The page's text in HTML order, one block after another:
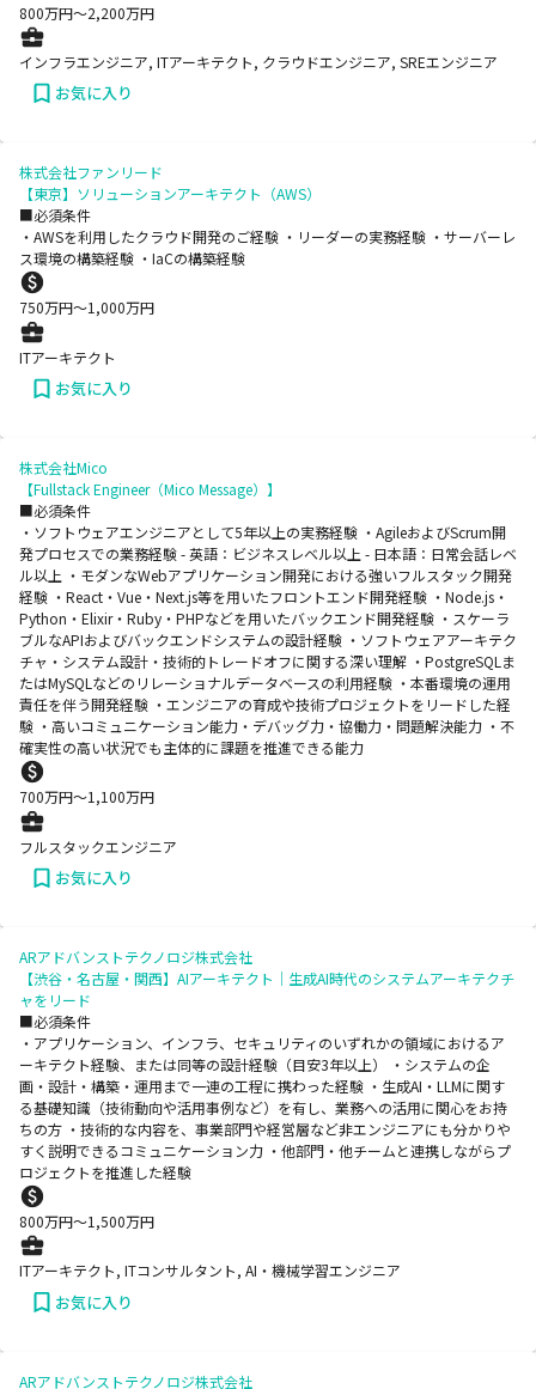
800万円〜2,200万円
インフラエンジニア, ITアーキテクト, クラウドエンジニア, SREエンジニア
お気に入り
株式会社ファンリード
【東京】ソリューションアーキテクト（AWS）
■必須条件
・AWSを利用したクラウド開発のご経験 ・リーダーの実務経験 ・サーバーレ
ス環境の構築経験 ・IaCの構築経験
750万円〜1,000万円
ITアーキテクト
お気に入り
株式会社Mico
【Fullstack Engineer（Mico Message）】
■必須条件
・ソフトウェアエンジニアとして5年以上の実務経験 ・AgileおよびScrum開
発プロセスでの業務経験 - 英語：ビジネスレベル以上 - 日本語：日常会話レベ
ル以上 ・モダンなWebアプリケーション開発における強いフルスタック開発
経験 ・React・Vue・Next.js等を用いたフロントエンド開発経験 ・Node.js・
Python・Elixir・Ruby・PHPなどを用いたバックエンド開発経験 ・スケーラ
ブルなAPIおよびバックエンドシステムの設計経験 ・ソフトウェアアーキテク
チャ・システム設計・技術的トレードオフに関する深い理解 ・PostgreSQLま
たはMySQLなどのリレーショナルデータベースの利用経験 ・本番環境の運用
責任を伴う開発経験 ・エンジニアの育成や技術プロジェクトをリードした経
験 ・高いコミュニケーション能力・デバッグ力・協働力・問題解決能力 ・不
確実性の高い状況でも主体的に課題を推進できる能力
700万円〜1,100万円
フルスタックエンジニア
お気に入り
ARアドバンストテクノロジ株式会社
【渋谷・名古屋・関西】AIアーキテクト｜生成AI時代のシステムアーキテクチ
ャをリード
■必須条件
・アプリケーション、インフラ、セキュリティのいずれかの領域におけるア
ーキテクト経験、または同等の設計経験（目安3年以上） ・システムの企
画・設計・構築・運用まで一連の工程に携わった経験 ・生成AI・LLMに関す
る基礎知識（技術動向や活用事例など）を有し、業務への活用に関心をお持
ちの方 ・技術的な内容を、事業部門や経営層など非エンジニアにも分かりや
すく説明できるコミュニケーション力 ・他部門・他チームと連携しながらプ
ロジェクトを推進した経験
800万円〜1,500万円
ITアーキテクト, ITコンサルタント, AI・機械学習エンジニア
お気に入り
ARアドバンストテクノロジ株式会社